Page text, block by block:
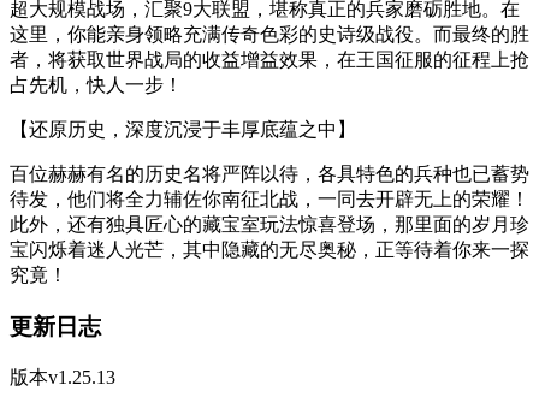
超大规模战场，汇聚9大联盟，堪称真正的兵家磨砺胜地。在
这里，你能亲身领略充满传奇色彩的史诗级战役。而最终的胜
者，将获取世界战局的收益增益效果，在王国征服的征程上抢
占先机，快人一步！
【还原历史，深度沉浸于丰厚底蕴之中】
百位赫赫有名的历史名将严阵以待，各具特色的兵种也已蓄势
待发，他们将全力辅佐你南征北战，一同去开辟无上的荣耀！
此外，还有独具匠心的藏宝室玩法惊喜登场，那里面的岁月珍
宝闪烁着迷人光芒，其中隐藏的无尽奥秘，正等待着你来一探
究竟！
更新日志
版本v1.25.13